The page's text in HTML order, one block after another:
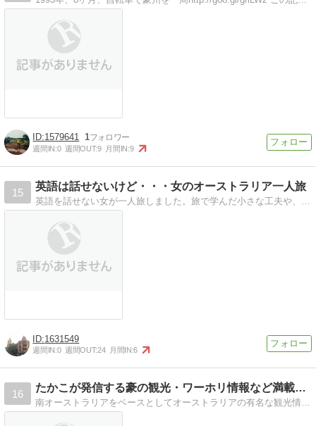
1579641 1
週間IN:0 週間OUT:9 月間IN:9
15
英語は話せないけど・・・女のオーストラリア一人旅
1631549
週間IN:0 週間OUT:24 月間IN:6
16
たかこが発信する豪の観光・ワーホリ情報など満載ブログ
南オーストラリアをベースとしてオーストラリアの有名な観光情報やお土産情報、これからワーキングホリデーで オーストラリアへ来たい人のための情報などを書いています。